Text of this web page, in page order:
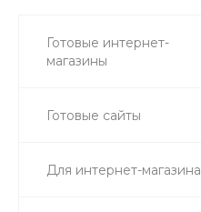
Готовые интернет-
магазины
Готовые сайты
Для интернет-магазина